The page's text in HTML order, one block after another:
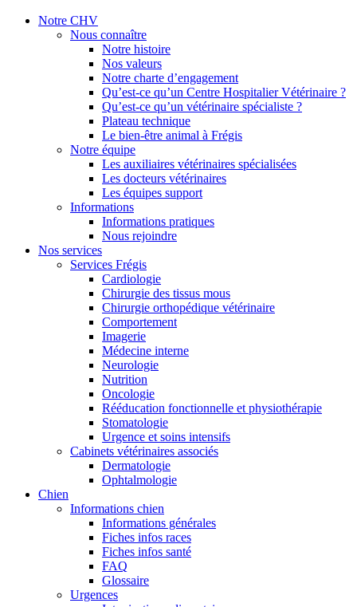
Notre CHV
Nous connaître
Notre histoire
Nos valeurs
Notre charte d’engagement
Qu’est-ce qu’un Centre Hospitalier Vétérinaire ?
Qu’est-ce qu’un vétérinaire spécialiste ?
Plateau technique
Le bien-être animal à Frégis
Notre équipe
Les auxiliaires vétérinaires spécialisées
Les docteurs vétérinaires
Les équipes support
Informations
Informations pratiques
Nous rejoindre
Nos services
Services Frégis
Cardiologie
Chirurgie des tissus mous
Chirurgie orthopédique vétérinaire
Comportement
Imagerie
Médecine interne
Neurologie
Nutrition
Oncologie
Rééducation fonctionnelle et physiothérapie
Stomatologie
Urgence et soins intensifs
Cabinets vétérinaires associés
Dermatologie
Ophtalmologie
Chien
Informations chien
Informations générales
Fiches infos races
Fiches infos santé
FAQ
Glossaire
Urgences